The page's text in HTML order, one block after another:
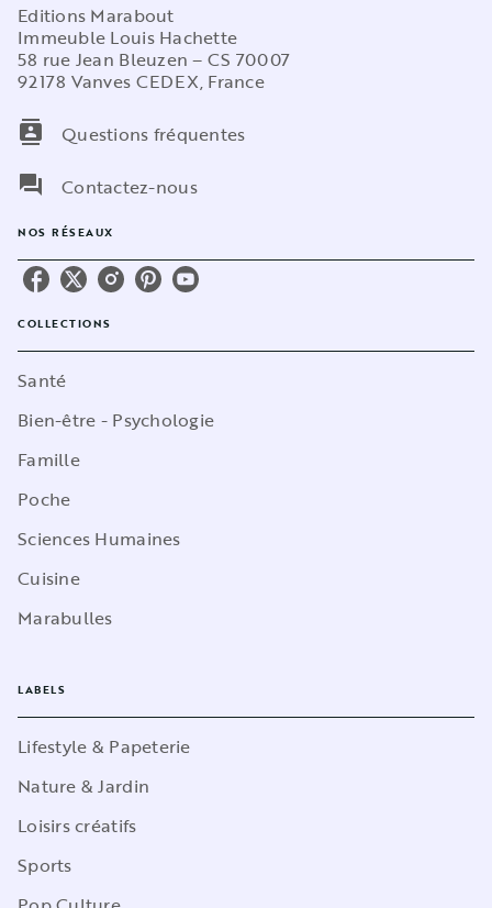
Editions Marabout
Immeuble Louis Hachette
58 rue Jean Bleuzen – CS 70007
92178 Vanves CEDEX, France
contacts
Questions fréquentes
question_answer
Contactez-nous
NOS RÉSEAUX
COLLECTIONS
Santé
Bien-être - Psychologie
Famille
Poche
Sciences Humaines
Cuisine
Marabulles
LABELS
Lifestyle & Papeterie
Nature & Jardin
Loisirs créatifs
Sports